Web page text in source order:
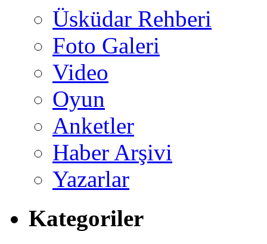
Üsküdar Rehberi
Foto Galeri
Video
Oyun
Anketler
Haber Arşivi
Yazarlar
Kategoriler